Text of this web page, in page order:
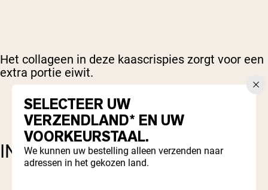
Het collageen in deze kaascrispies zorgt voor een
extra portie eiwit.
INGREDIËNTEN:
SELECTEER UW
VERZENDLAND* EN UW
VOORKEURSTAAL.
We kunnen uw bestelling alleen verzenden naar
adressen in het gekozen land.